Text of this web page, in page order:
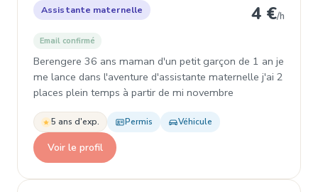
Assistante maternelle 4 €/h
Email confirmé
Berengere 36 ans maman d'un petit garçon de 1 an je
me lance dans l'aventure d'assistante maternelle j'ai 2
places plein temps à partir de mi novembre
5 ans d'exp. Permis Véhicule
Voir le profil